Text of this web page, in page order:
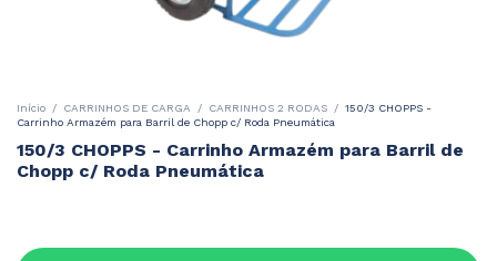
Início / CARRINHOS DE CARGA / CARRINHOS 2 RODAS / 150/3 CHOPPS -
Carrinho Armazém para Barril de Chopp c/ Roda Pneumática
150/3 CHOPPS - Carrinho Armazém para Barril de
Chopp c/ Roda Pneumática